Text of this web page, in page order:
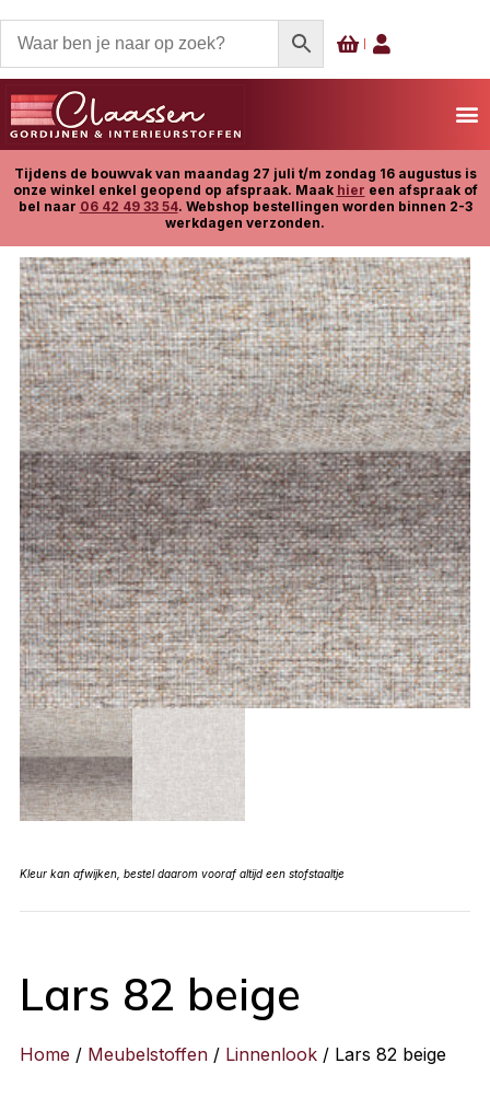
Tijdens de bouwvak van maandag 27 juli t/m zondag 16 augustus is
onze winkel enkel geopend op afspraak. Maak hier een afspraak of
bel naar 06 42 49 33 54. Webshop bestellingen worden binnen 2-3
werkdagen verzonden.
Kleur kan afwijken, bestel daarom vooraf altijd een stofstaaltje
Lars 82 beige
Home / Meubelstoffen / Linnenlook / Lars 82 beige